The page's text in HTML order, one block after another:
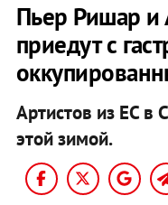
Пьер Ришар и
приедут с
Артистов из ЕС
этой зимой.